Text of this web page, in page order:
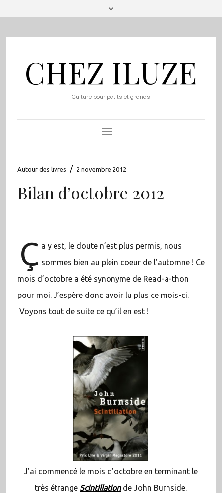
CHEZ ILUZE
Culture pour petits et grands
Toggle
Navigation
Autour des livres / 2 novembre 2012
Bilan d’octobre 2012
Ç a y est, le doute n’est plus permis, nous
sommes bien au plein coeur de l’automne ! Ce
mois d’octobre a été synonyme de Read-a-thon
pour moi. J’espère donc avoir lu plus ce mois-ci.
Voyons tout de suite ce qu’il en est !
J’ai commencé le mois d’octobre en terminant le
très étrange Scintillationde John Burnside.